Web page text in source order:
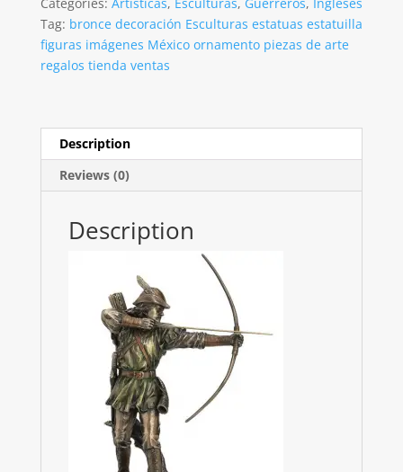
De
30cm
quantity
Tag: bronce decoración Esculturas estatuas estatuilla
figuras imágenes México ornamento piezas de arte
regalos tienda ventas
Description
Reviews (0)
Description